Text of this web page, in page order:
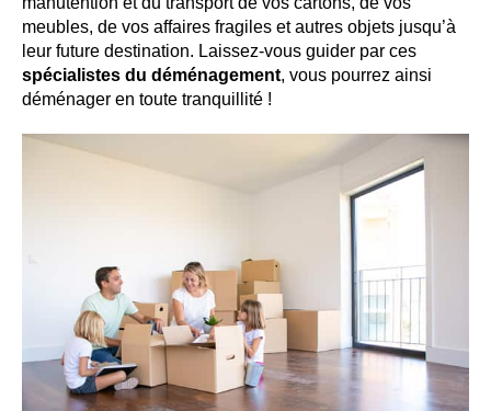
meubles, de vos affaires fragiles et autres objets jusqu’à
leur future destination. Laissez-vous guider par ces
spécialistes du déménagement, vous pourrez ainsi
déménager en toute tranquillité !